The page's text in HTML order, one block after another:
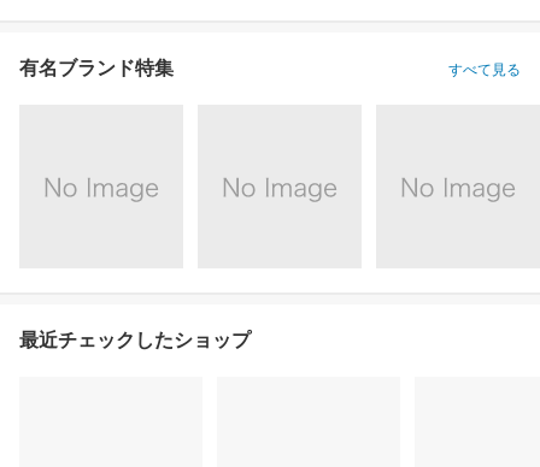
有名ブランド特集 すべて見る
最近チェックしたショップ